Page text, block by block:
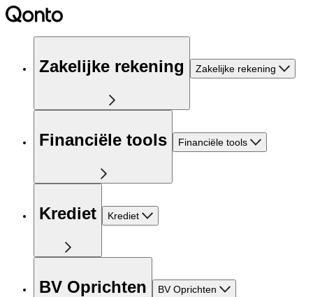
Zakelijke rekening Zakelijke rekening
Financiële tools Financiële tools
Krediet Krediet
BV Oprichten BV Oprichten